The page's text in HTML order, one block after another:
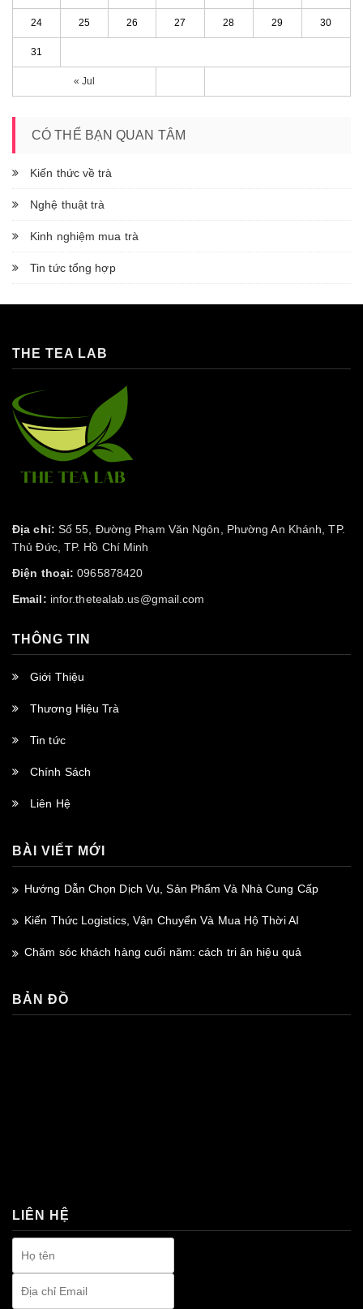
« Jul
24 25 26 27 28 29 30
31
CÓ THỂ BẠN QUAN TÂM
Kiến thức về trà
Nghệ thuật trà
Kinh nghiệm mua trà
Tin tức tổng hợp
THE TEA LAB
Địa chỉ: Số 55, Đường Phạm Văn Ngôn, Phường An Khánh, TP.
Thủ Đức, TP. Hồ Chí Minh
Điện thoại: 0965878420
Email: infor.thetealab.us@gmail.com
THÔNG TIN
Giới Thiệu
Thương Hiệu Trà
Tin tức
Chính Sách
Liên Hệ
BÀI VIẾT MỚI
Hướng Dẫn Chọn Dịch Vụ, Sản Phẩm Và Nhà Cung Cấp
Kiến Thức Logistics, Vận Chuyển Và Mua Hộ Thời AI
Chăm sóc khách hàng cuối năm: cách tri ân hiệu quả
BẢN ĐỒ
LIÊN HỆ